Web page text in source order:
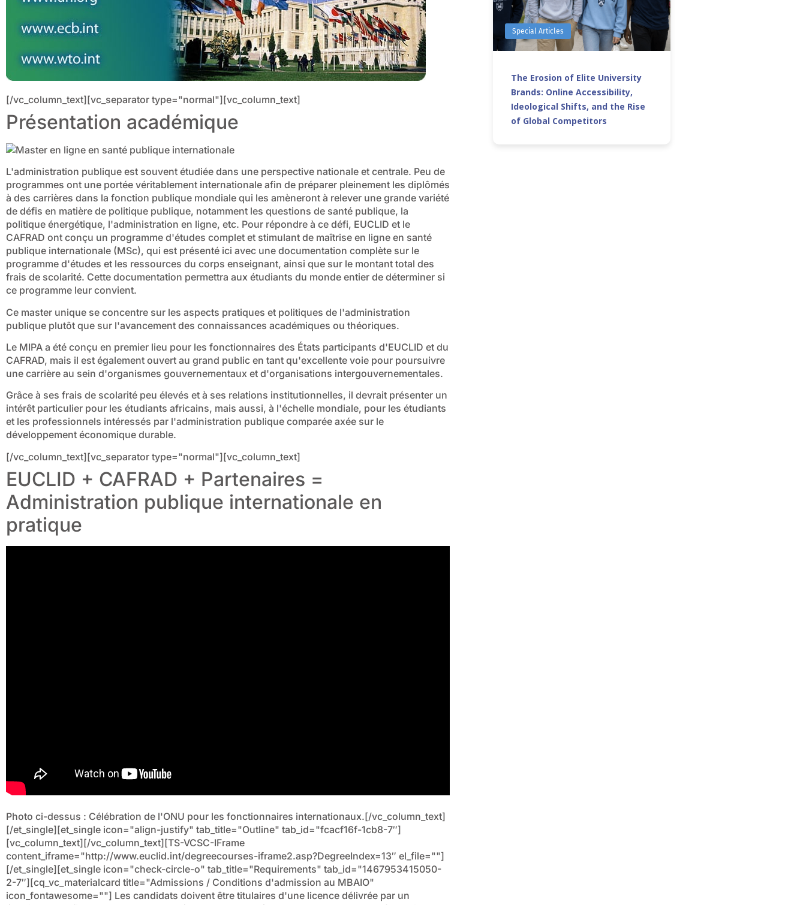
[/vc_column_text][vc_separator type="normal"][vc_column_text]
Présentation académique
L'administration publique est souvent étudiée dans une perspective nationale et centrale. Peu de
programmes ont une portée véritablement internationale afin de préparer pleinement les diplômés
à des carrières dans la fonction publique mondiale qui les amèneront à relever une grande variété
de défis en matière de politique publique, notamment les questions de santé publique, la
politique énergétique, l'administration en ligne, etc. Pour répondre à ce défi, EUCLID et le
CAFRAD ont conçu un programme d'études complet et stimulant de maîtrise en ligne en santé
publique internationale (MSc), qui est présenté ici avec une documentation complète sur le
programme d'études et les ressources du corps enseignant, ainsi que sur le montant total des
frais de scolarité. Cette documentation permettra aux étudiants du monde entier de déterminer si
ce programme leur convient.
Ce master unique se concentre sur les aspects pratiques et politiques de l'administration
publique plutôt que sur l'avancement des connaissances académiques ou théoriques.
Le MIPA a été conçu en premier lieu pour les fonctionnaires des États participants d'EUCLID et du
CAFRAD, mais il est également ouvert au grand public en tant qu'excellente voie pour poursuivre
une carrière au sein d'organismes gouvernementaux et d'organisations intergouvernementales.
Grâce à ses frais de scolarité peu élevés et à ses relations institutionnelles, il devrait présenter un
intérêt particulier pour les étudiants africains, mais aussi, à l'échelle mondiale, pour les étudiants
et les professionnels intéressés par l'administration publique comparée axée sur le
développement économique durable.
[/vc_column_text][vc_separator type="normal"][vc_column_text]
EUCLID + CAFRAD + Partenaires =
Administration publique internationale en
pratique
Photo ci-dessus : Célébration de l'ONU pour les fonctionnaires internationaux.[/vc_column_text]
[/et_single][et_single icon="align-justify" tab_title="Outline" tab_id="fcacf16f-1cb8-7″]
[vc_column_text][/vc_column_text][TS-VCSC-IFrame
content_iframe="http://www.euclid.int/degreecourses-iframe2.asp?DegreeIndex=13″ el_file=""]
[/et_single][et_single icon="check-circle-o" tab_title="Requirements" tab_id="1467953415050-
2-7″][cq_vc_materialcard title="Admissions / Conditions d'admission au MBAIO"
icon_fontawesome=""] Les candidats doivent être titulaires d'une licence délivrée par un
Special Articles
The Erosion of Elite University
Brands: Online Accessibility,
Ideological Shifts, and the Rise
of Global Competitors